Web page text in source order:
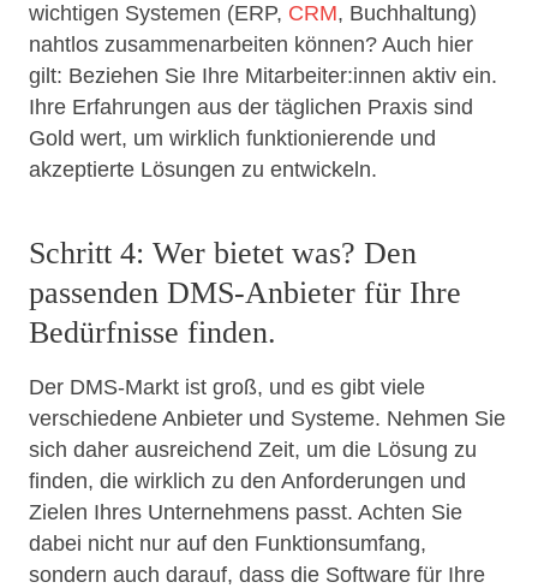
wichtigen Systemen (ERP, CRM, Buchhaltung)
nahtlos zusammenarbeiten können? Auch hier
gilt: Beziehen Sie Ihre Mitarbeiter:innen aktiv ein.
Ihre Erfahrungen aus der täglichen Praxis sind
Gold wert, um wirklich funktionierende und
akzeptierte Lösungen zu entwickeln.
Schritt 4: Wer bietet was? Den
passenden DMS-Anbieter für Ihre
Bedürfnisse finden.
Der DMS-Markt ist groß, und es gibt viele
verschiedene Anbieter und Systeme. Nehmen Sie
sich daher ausreichend Zeit, um die Lösung zu
finden, die wirklich zu den Anforderungen und
Zielen Ihres Unternehmens passt. Achten Sie
dabei nicht nur auf den Funktionsumfang,
sondern auch darauf, dass die Software für Ihre